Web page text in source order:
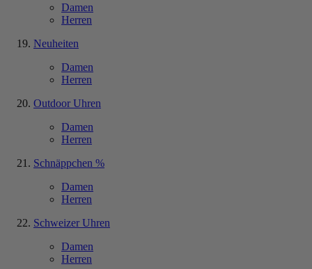
Damen
Herren
Neuheiten
Damen
Herren
Outdoor Uhren
Damen
Herren
Schnäppchen %
Damen
Herren
Schweizer Uhren
Damen
Herren